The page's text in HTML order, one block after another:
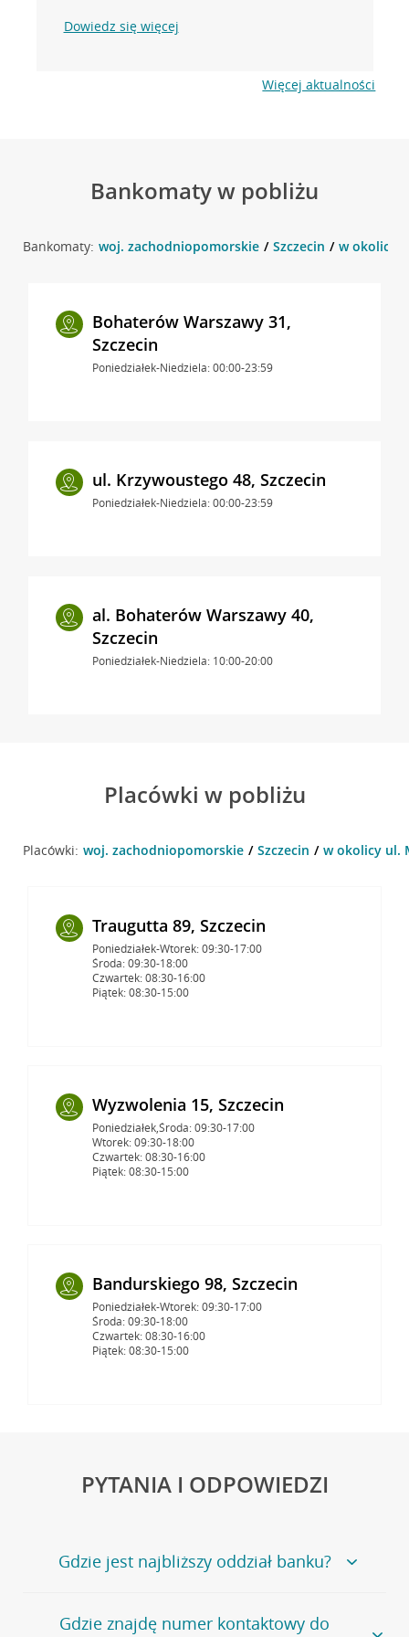
Dowiedz się więcej
Więcej aktualności
Bankomaty w pobliżu
Bankomaty: woj. zachodniopomorskie Szczecin w okolicy
Bohaterów Warszawy 31,
Szczecin
Poniedziałek-Niedziela: 00:00-23:59
ul. Krzywoustego 48, Szczecin
Poniedziałek-Niedziela: 00:00-23:59
al. Bohaterów Warszawy 40,
Szczecin
Poniedziałek-Niedziela: 10:00-20:00
Placówki w pobliżu
Placówki: woj. zachodniopomorskie Szczecin w okolicy ul.
Traugutta 89, Szczecin
Poniedziałek-Wtorek: 09:30-17:00
Środa: 09:30-18:00
Czwartek: 08:30-16:00
Piątek: 08:30-15:00
Wyzwolenia 15, Szczecin
Poniedziałek,Środa: 09:30-17:00
Wtorek: 09:30-18:00
Czwartek: 08:30-16:00
Piątek: 08:30-15:00
Bandurskiego 98, Szczecin
Poniedziałek-Wtorek: 09:30-17:00
Środa: 09:30-18:00
Czwartek: 08:30-16:00
Piątek: 08:30-15:00
PYTANIA I ODPOWIEDZI
Gdzie jest najbliższy oddział banku?
Jeśli szukasz oddziału naszego banku, zapraszamy na
stronęPlacówki i bankomaty, na której znajduje się
Gdzie znajdę numer kontaktowy do